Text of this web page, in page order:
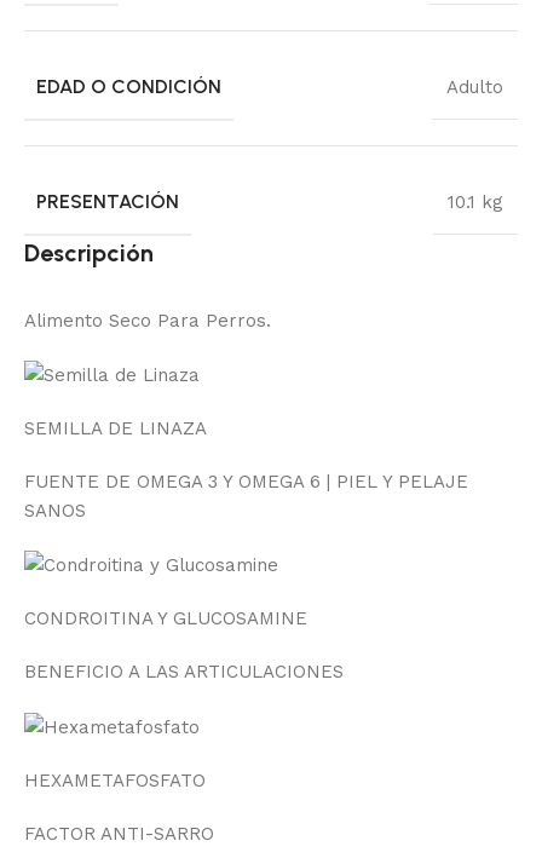
EDAD O CONDICIÓN Adulto
PRESENTACIÓN 10.1 kg
Descripción
Alimento Seco Para Perros.
SEMILLA DE LINAZA
FUENTE DE OMEGA 3 Y OMEGA 6 | PIEL Y PELAJE
SANOS
CONDROITINA Y GLUCOSAMINE
BENEFICIO A LAS ARTICULACIONES
HEXAMETAFOSFATO
FACTOR ANTI-SARRO